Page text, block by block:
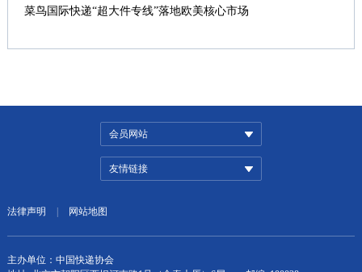
菜鸟国际快递“超大件专线”落地欧美核心市场
会员网站
友情链接
法律声明 网站地图
主办单位：中国快递协会